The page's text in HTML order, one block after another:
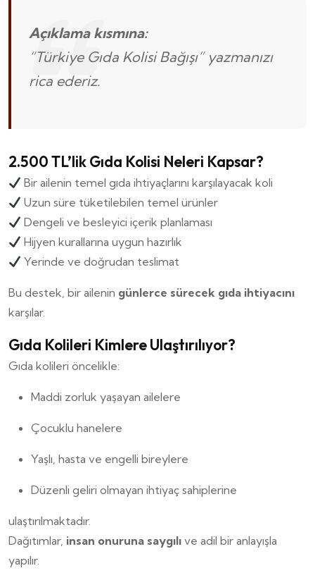
Açıklama kısmına:
“Türkiye Gıda Kolisi Bağışı”yazmanızı
rica ederiz.
2.500 TL’lik Gıda Kolisi Neleri Kapsar?
Bir ailenin temel gıda ihtiyaçlarını karşılayacak koli
Uzun süre tüketilebilen temel ürünler
Dengeli ve besleyici içerik planlaması
Hijyen kurallarına uygun hazırlık
Yerinde ve doğrudan teslimat
Bu destek, bir ailenin günlerce sürecek gıda ihtiyacını
karşılar.
Gıda Kolileri Kimlere Ulaştırılıyor?
Gıda kolileri öncelikle:
Maddi zorluk yaşayan ailelere
Çocuklu hanelere
Yaşlı, hasta ve engelli bireylere
Düzenli geliri olmayan ihtiyaç sahiplerine
ulaştırılmaktadır.
Dağıtımlar, insan onuruna saygılı ve adil bir anlayışla
yapılır.